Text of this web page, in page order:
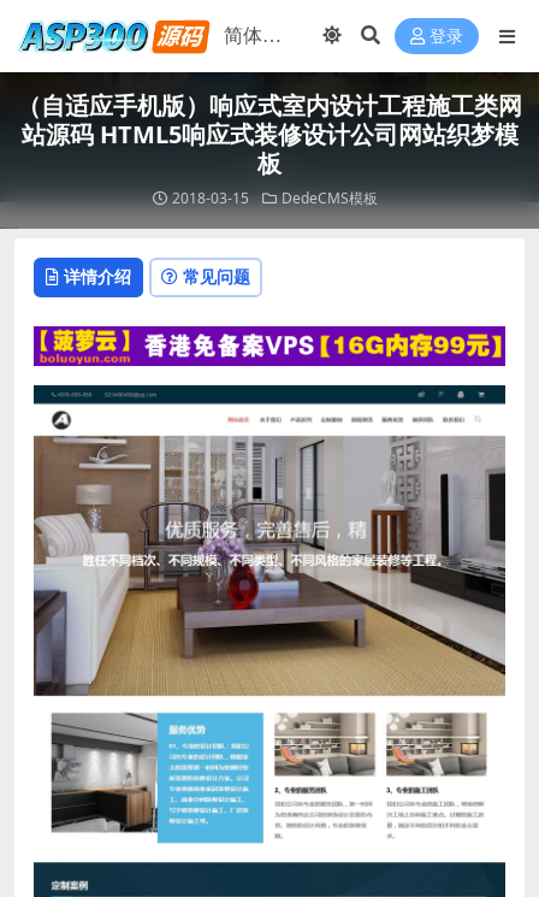
登录
（自适应手机版）响应式室内设计工程施工类网
站源码 HTML5响应式装修设计公司网站织梦模
板
2018-03-15 DedeCMS模板
详情介绍 常见问题